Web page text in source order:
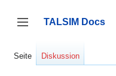
springen
Seitenleiste umschalten
TALSIM Docs
Seite Diskussion